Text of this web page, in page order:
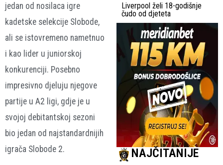
jedan od nosilaca igre
kadetske selekcije Slobode,
ali se istovremeno nametnuo
i kao lider u juniorskoj
konkurenciji. Posebno
impresivno djeluju njegove
partije u A2 ligi, gdje je u
svojoj debitantskoj sezoni
bio jedan od najstandardnijih
igrača Slobode 2.
Liverpool želi 18-godišnje
čudo od djeteta
NAJČITANIJE